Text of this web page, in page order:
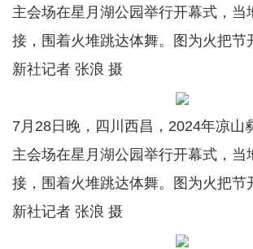
主会场在星月湖公园举行开幕式，当
接，围着火堆跳达体舞。图为火把节
新社记者 张浪 摄
7月28日晚，四川西昌，2024年凉山
主会场在星月湖公园举行开幕式，当
接，围着火堆跳达体舞。图为火把节
新社记者 张浪 摄